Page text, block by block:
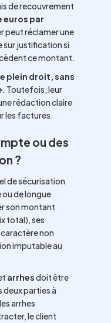
de recouvrement
euros par
peut réclamer une
justification si
ce montant.
plein droit, sans
. Toutefois, leur
rédaction claire
les factures.
ou des
?
de sécurisation
de longue
son montant
total), ses
non
imputable au
arrhesdoit être
parties à
arrhes
le client